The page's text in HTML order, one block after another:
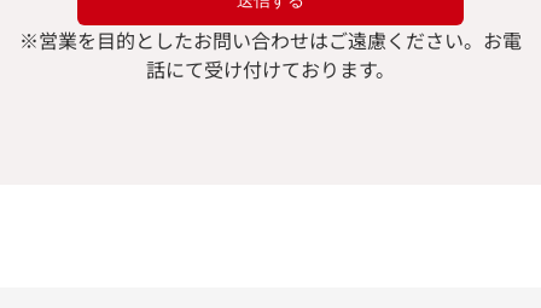
※営業を目的としたお問い合わせはご遠慮ください。 お電
話にて受け付けております。